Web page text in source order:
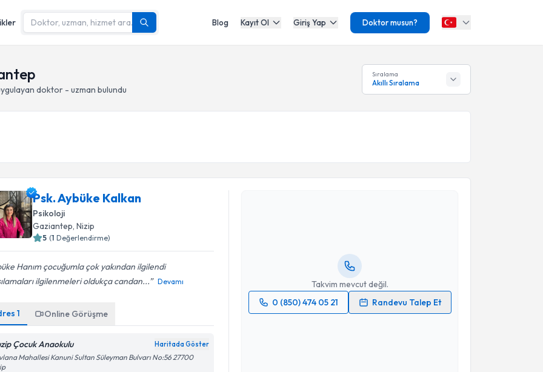
Blog Kayıt Ol Giriş Yap Doktor musun?
doktor - uzman bulundu
Sıralama
Akıllı Sıralama
Psk. Aybüke Kalkan
Psikoloji
Gaziantep, Nizip
5 (1 Değerlendirme)
Hanım çocuğumla çok yakından ilgilendi
ilgilenmeleri oldukça candan...
Devamı
1 Online Görüşme
Çocuk Anaokulu Haritada Göster
Mahallesi Kanuni Sultan Süleyman Bulvarı No:56 27700
Takvim mevcut değil.
0 (850) 474 05 21
Randevu Talep Et